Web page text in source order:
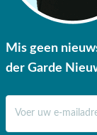
Mis geen
der Garde